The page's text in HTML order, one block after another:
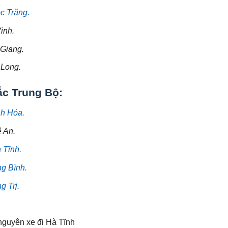
Trăng.
Trung Bộ:
Hóa.
An.
Tĩnh.
Bình.
Trị.
xe đi Hà Tĩnh